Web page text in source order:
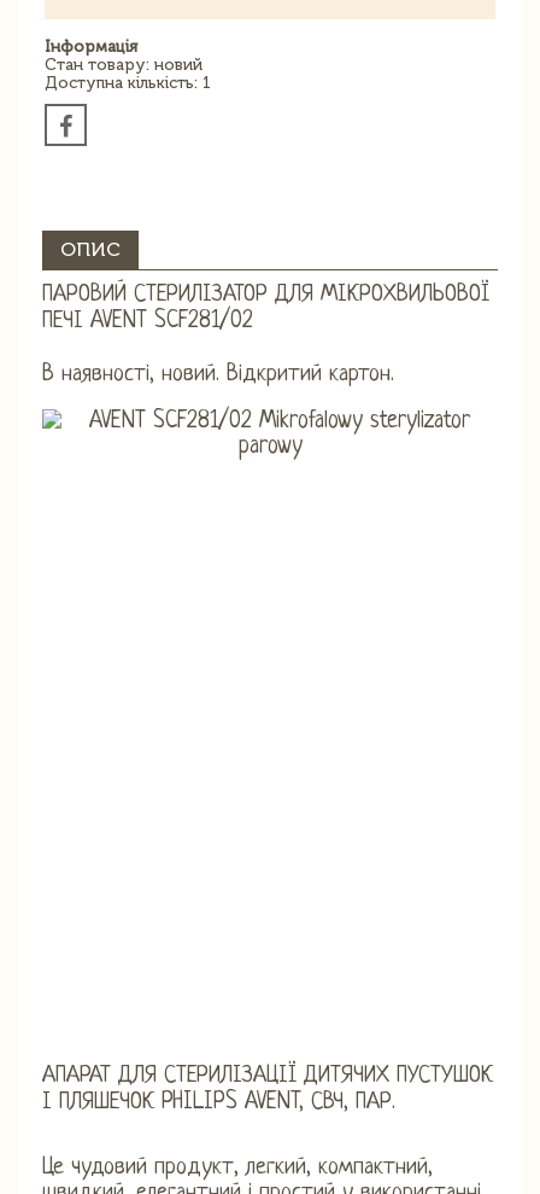
Інформація
Стан товару: новий
Доступна кількість: 1
ОПИС
ПАРОВИЙ СТЕРИЛІЗАТОР ДЛЯ МІКРОХВИЛЬОВОЇ
ПЕЧІ AVENT SCF281/02
В наявності, новий. Відкритий картон.
АПАРАТ ДЛЯ СТЕРИЛІЗАЦІЇ ДИТЯЧИХ ПУСТУШОК
І ПЛЯШЕЧОК PHILIPS AVENT, СВЧ, ПАР.
Це чудовий продукт, легкий, компактний,